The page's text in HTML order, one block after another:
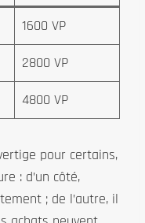
1600 VP
2800 VP
4800 VP
pour certains,
: d’un côté,
; de l’autre, il